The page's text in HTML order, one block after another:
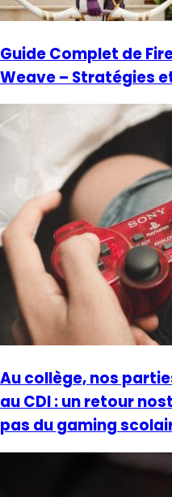
Guide Complet de
Weave – Stratégies
Au collège, nos
au CDI : un retour
pas du gaming